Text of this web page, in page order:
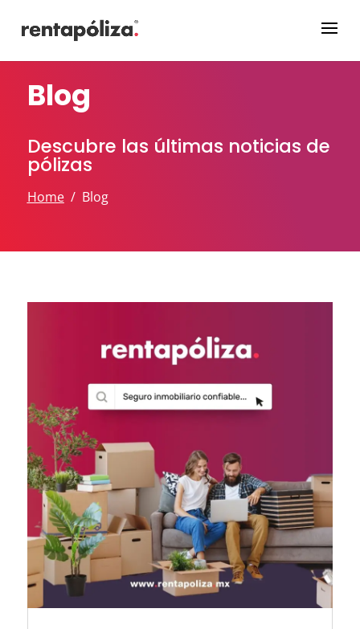
Blog
Descubre las últimas noticias de
pólizas
Home/ Blog